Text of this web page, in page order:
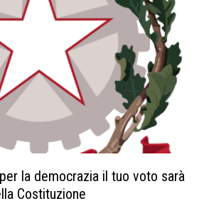
la democrazia il tuo voto sarà
Costituzione